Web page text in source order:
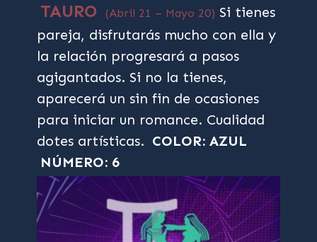
TAURO (Abril 21 – Mayo 20) Si tienes
pareja, disfrutarás mucho con ella y
la relación progresará a pasos
agigantados. Si no la tienes,
aparecerá un sin fin de ocasiones
para iniciar un romance. Cualidad
dotes artísticas. COLOR: AZUL
NÚMERO: 6